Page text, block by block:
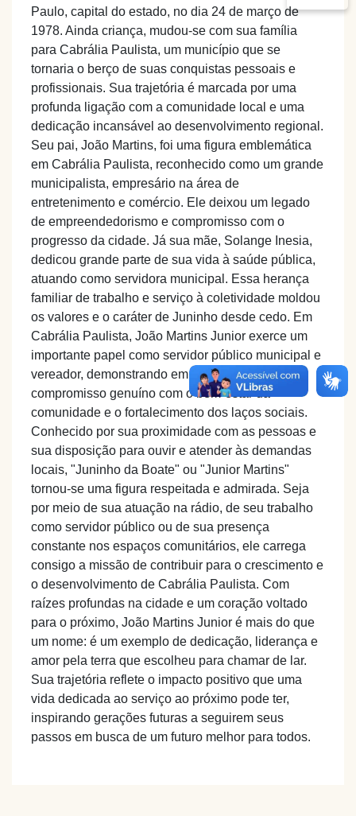
Paulo, capital do estado, no dia 24 de março de
1978. Ainda criança, mudou-se com sua família
para Cabrália Paulista, um município que se
tornaria o berço de suas conquistas pessoais e
profissionais. Sua trajetória é marcada por uma
profunda ligação com a comunidade local e uma
dedicação incansável ao desenvolvimento regional.
Seu pai, João Martins, foi uma figura emblemática
em Cabrália Paulista, reconhecido como um grande
municipalista, empresário na área de
entretenimento e comércio. Ele deixou um legado
de empreendedorismo e compromisso com o
progresso da cidade. Já sua mãe, Solange Inesia,
dedicou grande parte de sua vida à saúde pública,
atuando como servidora municipal. Essa herança
familiar de trabalho e serviço à coletividade moldou
os valores e o caráter de Juninho desde cedo. Em
Cabrália Paulista, João Martins Junior exerce um
importante papel como servidor público municipal e
vereador, demonstrando em seu cotidiano um
compromisso genuíno com o bem-estar da
comunidade e o fortalecimento dos laços sociais.
Conhecido por sua proximidade com as pessoas e
sua disposição para ouvir e atender às demandas
locais, "Juninho da Boate" ou "Junior Martins"
tornou-se uma figura respeitada e admirada. Seja
por meio de sua atuação na rádio, de seu trabalho
como servidor público ou de sua presença
constante nos espaços comunitários, ele carrega
consigo a missão de contribuir para o crescimento e
o desenvolvimento de Cabrália Paulista. Com
raízes profundas na cidade e um coração voltado
para o próximo, João Martins Junior é mais do que
um nome: é um exemplo de dedicação, liderança e
amor pela terra que escolheu para chamar de lar.
Sua trajetória reflete o impacto positivo que uma
vida dedicada ao serviço ao próximo pode ter,
inspirando gerações futuras a seguirem seus
passos em busca de um futuro melhor para todos.